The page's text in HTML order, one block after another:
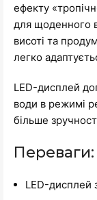
ефекту
для щоденного
висоті та
легко
LED-дисплей
води в режимі
більше
Переваги:
LED-дисплей